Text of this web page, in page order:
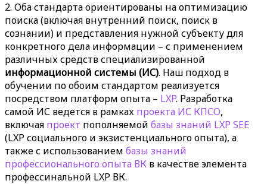
2. Оба стандарта ориентированы на оптимизацию
поиска (включая внутренний поиск, поиск в
сознании) и представления нужной субъекту для
конкретного дела информации – с применением
различных средств специализированной
информационной системы (ИС). Наш подход в
обучении по обоим стандартом реализуется
посредством платформ опыта – LXP. Разработка
самой ИС ведется в рамках проекта ИС КПСО,
включая проект пополняемой базы знаний LXP SEE
(LXP социального и экзистенциального опыта), а
также с использованием базы знаний
профессионального опыта ВК в качестве элемента
профессинальной LXP ВК.